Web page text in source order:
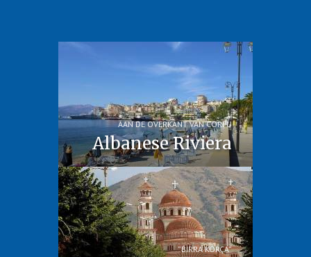
Albanese Riviera
AAN DE OVERKANT VAN CORFU
”BIRRA KORÇA”